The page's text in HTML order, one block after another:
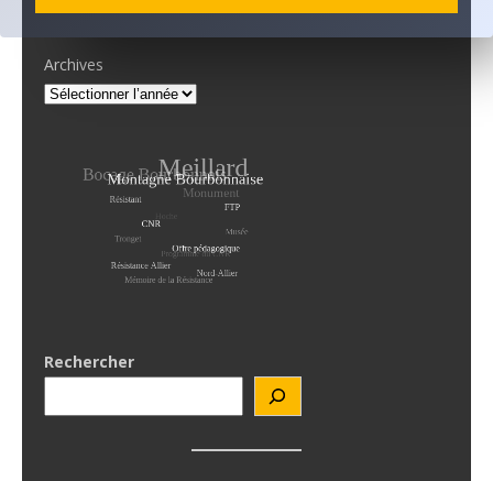
Archives
Rechercher